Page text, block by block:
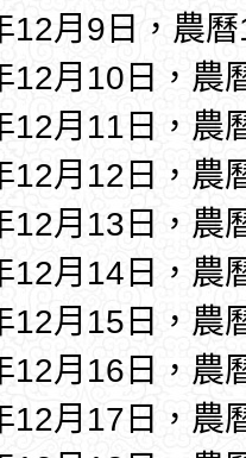
12月9日，農
12月10日，農
12月11日，農
12月12日，農
12月13日，農
12月14日，農
12月15日，農
12月16日，農
12月17日，農